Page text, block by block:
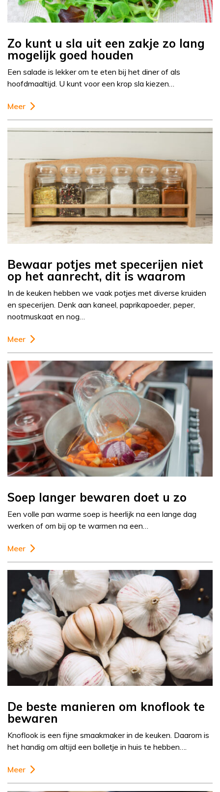
Zo kunt u sla uit een zakje zo lang
mogelijk goed houden
Een salade is lekker om te eten bij het diner of als
hoofdmaaltijd. U kunt voor een krop sla kiezen…
Meer
Bewaar potjes met specerijen niet
op het aanrecht, dit is waarom
In de keuken hebben we vaak potjes met diverse kruiden
en specerijen. Denk aan kaneel, paprikapoeder, peper,
nootmuskaat en nog…
Meer
Soep langer bewaren doet u zo
Een volle pan warme soep is heerlijk na een lange dag
werken of om bij op te warmen na een…
Meer
De beste manieren om knoflook te
bewaren
Knoflook is een fijne smaakmaker in de keuken. Daarom is
het handig om altijd een bolletje in huis te hebben….
Meer